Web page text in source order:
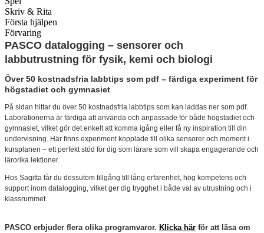
Skriv & Rita
Första hjälpen
Förvaring
PASCO datalogging – sensorer och
labbutrustning för fysik, kemi och biologi
Över 50 kostnadsfria labbtips som pdf – färdiga experiment för
högstadiet och gymnasiet
På sidan hittar du över 50 kostnadsfria labbtips som kan laddas ner som pdf.
Laborationerna är färdiga att använda och anpassade för både högstadiet och
gymnasiet, vilket gör det enkelt att komma igång eller få ny inspiration till din
undervisning. Här finns experiment kopplade till olika sensorer och moment i
kursplanen – ett perfekt stöd för dig som lärare som vill skapa engagerande och
lärorika lektioner.
Hos Sagitta får du dessutom tillgång till lång erfarenhet, hög kompetens och
support inom datalogging, vilket ger dig trygghet i både val av utrustning och i
klassrummet.
PASCO erbjuder flera olika programvaror. Klicka här för att läsa om